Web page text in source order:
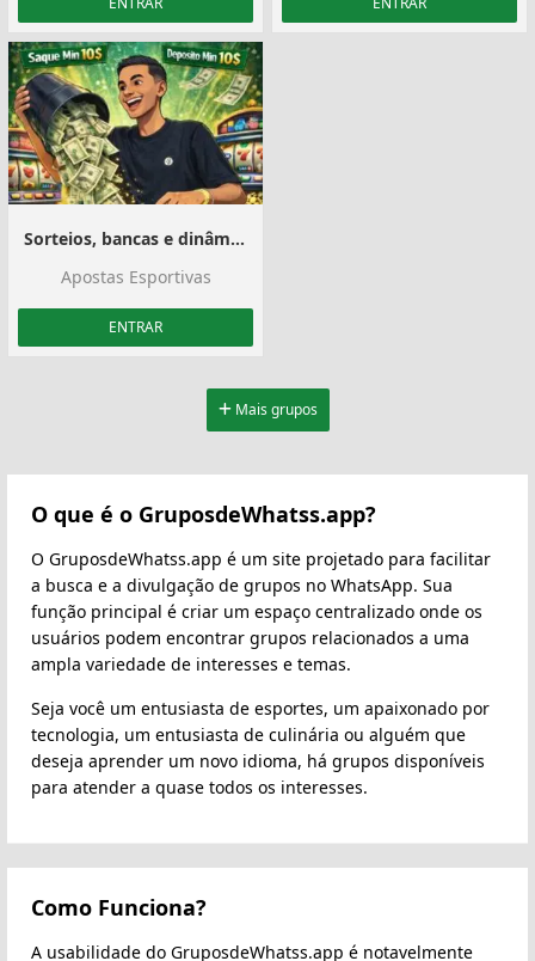
Sorteios, bancas e dinâmicas
Apostas Esportivas
ENTRAR
Mais grupos
O que é o GruposdeWhatss.app?
O GruposdeWhatss.app é um site projetado para facilitar
a busca e a divulgação de grupos no WhatsApp. Sua
função principal é criar um espaço centralizado onde os
usuários podem encontrar grupos relacionados a uma
ampla variedade de interesses e temas.
Seja você um entusiasta de esportes, um apaixonado por
tecnologia, um entusiasta de culinária ou alguém que
deseja aprender um novo idioma, há grupos disponíveis
para atender a quase todos os interesses.
Como Funciona?
A usabilidade do GruposdeWhatss.app é notavelmente